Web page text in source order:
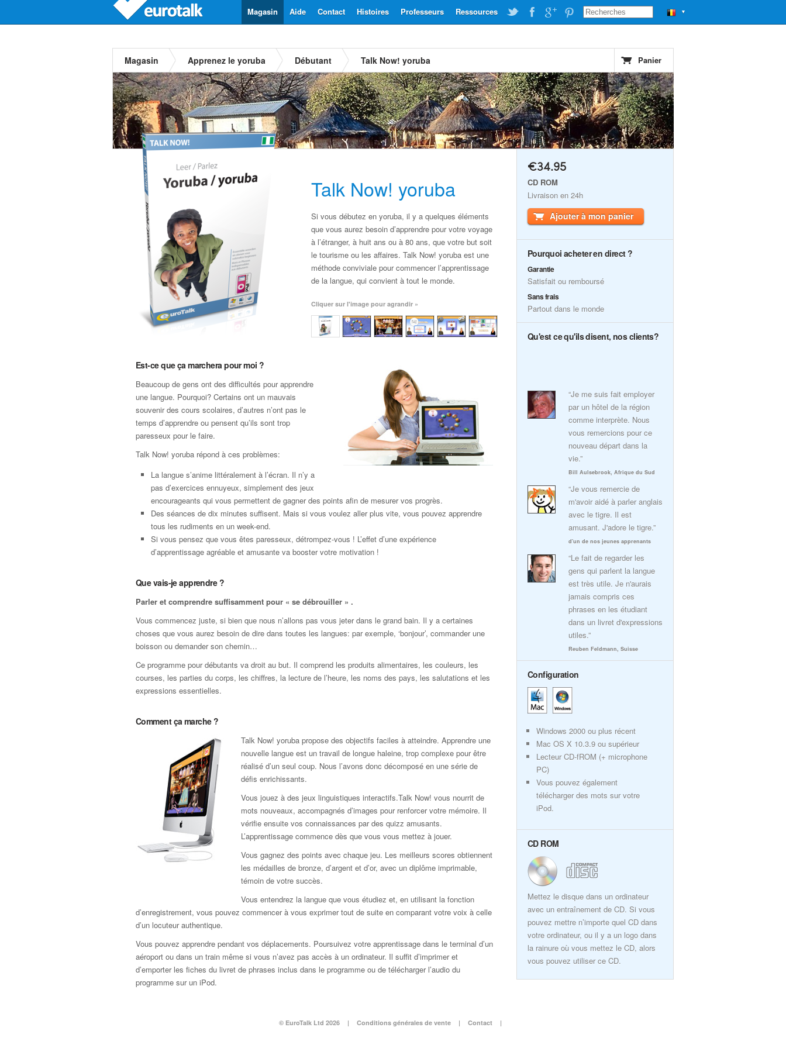
▼
Ressources
Professeurs
Histoires
Contact
Aide
Magasin
Magasin Apprenez le yoruba Débutant Talk Now! yoruba Panier
Talk Now! yoruba
Si vous débutez en yoruba, il y a quelques éléments
que vous aurez besoin d’apprendre pour votre voyage
à l’étranger, à huit ans ou à 80 ans, que votre but soit
le tourisme ou les affaires. Talk Now! yoruba est une
méthode conviviale pour commencer l’apprentissage
de la langue, qui convient à tout le monde.
Cliquer sur l'image pour agrandir »
Est-ce que ça marchera pour moi ?
Beaucoup de gens ont des difficultés pour apprendre
une langue. Pourquoi? Certains ont un mauvais
souvenir des cours scolaires, d’autres n’ont pas le
temps d’apprendre ou pensent qu’ils sont trop
paresseux pour le faire.
Talk Now! yoruba répond à ces problèmes:
La langue s’anime littéralement à l’écran. Il n’y a
pas d’exercices ennuyeux, simplement des jeux
encourageants qui vous permettent de gagner des points afin de mesurer vos progrès.
Des séances de dix minutes suffisent. Mais si vous voulez aller plus vite, vous pouvez apprendre
tous les rudiments en un week-end.
Si vous pensez que vous êtes paresseux, détrompez-vous ! L’effet d’une expérience
d’apprentissage agréable et amusante va booster votre motivation !
Que vais-je apprendre ?
Parler et comprendre suffisamment pour « se débrouiller » .
Vous commencez juste, si bien que nous n’allons pas vous jeter dans le grand bain. Il y a certaines
choses que vous aurez besoin de dire dans toutes les langues: par exemple, ‘bonjour’, commander une
boisson ou demander son chemin…
Ce programme pour débutants va droit au but. Il comprend les produits alimentaires, les couleurs, les
courses, les parties du corps, les chiffres, la lecture de l’heure, les noms des pays, les salutations et les
expressions essentielles.
Comment ça marche ?
Talk Now! yoruba propose des objectifs faciles à atteindre. Apprendre une
nouvelle langue est un travail de longue haleine, trop complexe pour être
réalisé d’un seul coup. Nous l’avons donc décomposé en une série de
défis enrichissants.
Vous jouez à des jeux linguistiques interactifs.Talk Now! vous nourrit de
mots nouveaux, accompagnés d’images pour renforcer votre mémoire. Il
vérifie ensuite vos connaissances par des quizz amusants.
L’apprentissage commence dès que vous vous mettez à jouer.
Vous gagnez des points avec chaque jeu. Les meilleurs scores obtiennent
les médailles de bronze, d’argent et d’or, avec un diplôme imprimable,
témoin de votre succès.
Vous entendrez la langue que vous étudiez et, en utilisant la fonction
d’enregistrement, vous pouvez commencer à vous exprimer tout de suite en comparant votre voix à celle
d’un locuteur authentique.
Vous pouvez apprendre pendant vos déplacements. Poursuivez votre apprentissage dans le terminal d’un
aéroport ou dans un train même si vous n’avez pas accès à un ordinateur. Il suffit d’imprimer et
d’emporter les fiches du livret de phrases inclus dans le programme ou de télécharger l’audio du
programme sur un iPod.
€34.95
CD ROM
Livraison en 24h
Ajouter à mon panier
Pourquoi acheter en direct ?
Garantie
Satisfait ou remboursé
Sans frais
Partout dans le monde
Qu'est ce qu'ils disent, nos clients?
“Je me suis fait employer
par un hôtel de la région
comme interprète. Nous
vous remercions pour ce
nouveau départ dans la
vie.”
Bill Aulsebrook, Afrique du Sud
“Je vous remercie de
m'avoir aidé à parler anglais
avec le tigre. Il est
amusant. J'adore le tigre.”
d'un de nos jeunes apprenants
“Le fait de regarder les
gens qui parlent la langue
est très utile. Je n'aurais
jamais compris ces
phrases en les étudiant
dans un livret d'expressions
utiles.”
Reuben Feldmann, Suisse
Configuration
Windows 2000 ou plus récent
Mac OS X 10.3.9 ou supérieur
Lecteur CD-fROM (+ microphone
PC)
Vous pouvez également
télécharger des mots sur votre
iPod.
CD ROM
Mettez le disque dans un ordinateur
avec un entraînement de CD. Si vous
pouvez mettre n’importe quel CD dans
votre ordinateur, ou il y a un logo dans
la rainure où vous mettez le CD, alors
vous pouvez utiliser ce CD.
© EuroTalk Ltd 2026 | Conditions générales de vente | Contact |